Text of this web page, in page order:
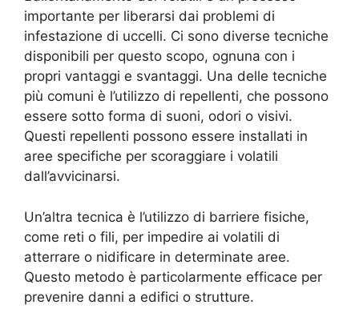
importante per liberarsi dai problemi di
infestazione di uccelli. Ci sono diverse tecniche
disponibili per questo scopo, ognuna con i
propri vantaggi e svantaggi. Una delle tecniche
più comuni è l’utilizzo di repellenti, che possono
essere sotto forma di suoni, odori o visivi.
Questi repellenti possono essere installati in
aree specifiche per scoraggiare i volatili
dall’avvicinarsi.
Un’altra tecnica è l’utilizzo di barriere fisiche,
come reti o fili, per impedire ai volatili di
atterrare o nidificare in determinate aree.
Questo metodo è particolarmente efficace per
prevenire danni a edifici o strutture.